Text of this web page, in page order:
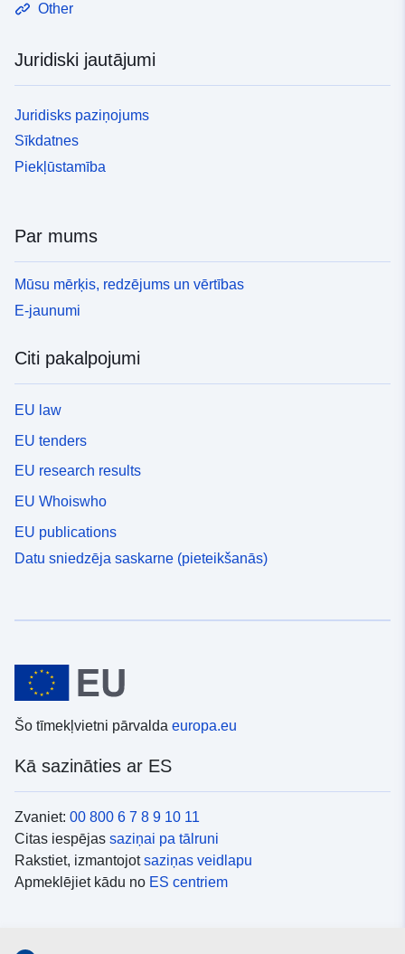
Other
Juridiski jautājumi
Juridisks paziņojums
Sīkdatnes
Piekļūstamība
Par mums
Mūsu mērķis, redzējums un vērtības
E-jaunumi
Citi pakalpojumi
EU law
EU tenders
EU research results
EU Whoiswho
EU publications
Datu sniedzēja saskarne (pieteikšanās)
Šo tīmekļvietni pārvalda europa.eu
Kā sazināties ar ES
Zvaniet: 00 800 6 7 8 9 10 11
Citas iespējas saziņai pa tālruni
Rakstiet, izmantojotsaziņas veidlapu
Apmeklējiet kādu no ES centriem